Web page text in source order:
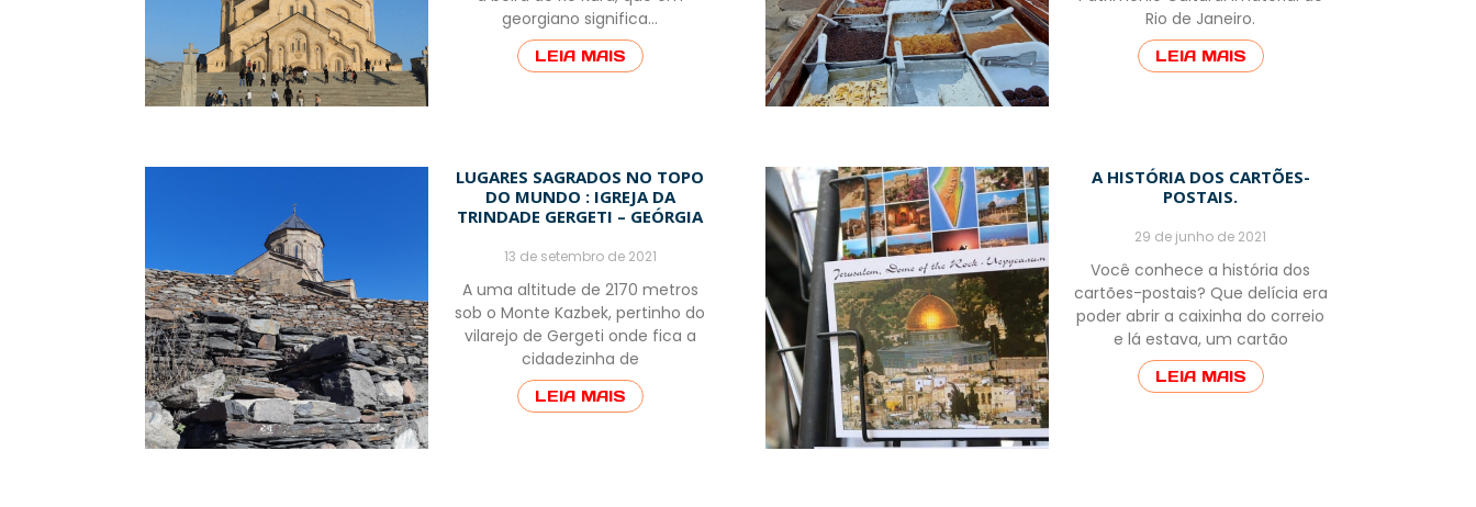
georgiano significa…
LEIA MAIS
Rio de Janeiro.
LEIA MAIS
LUGARES SAGRADOS NO TOPO
DO MUNDO : IGREJA DA
TRINDADE GERGETI – GEÓRGIA
13 de setembro de 2021
A uma altitude de 2170 metros
sob o Monte Kazbek, pertinho do
vilarejo de Gergeti onde fica a
cidadezinha de
LEIA MAIS
A HISTÓRIA DOS CARTÕES-
POSTAIS.
29 de junho de 2021
Você conhece a história dos
cartões-postais? Que delícia era
poder abrir a caixinha do correio
e lá estava, um cartão
LEIA MAIS